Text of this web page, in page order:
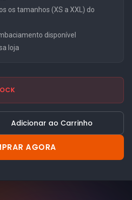
os tamanhos (XS a XXL) do
disponível
loja
Adicionar ao Carrinho
AGORA